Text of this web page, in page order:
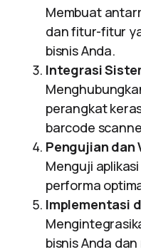
Membuat
dan fitur-fitur
bisnis Anda.
Integrasi
perangkat
barcode
Pengujian dan
Menguji
performa
Implementasi
bisnis Anda